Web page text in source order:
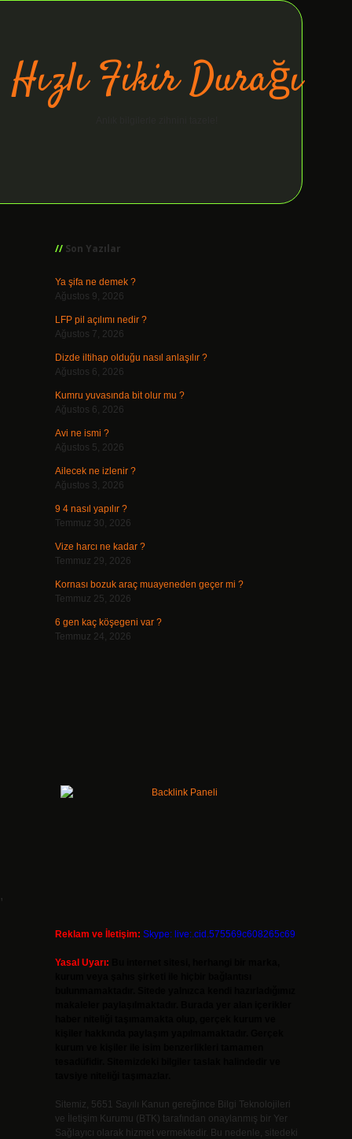
Hızlı Fikir Durağı
Son Yazılar
Ya şifa ne demek ?
Ağustos 9, 2026
LFP pil açılımı nedir ?
Ağustos 7, 2026
Dizde iltihap olduğu nasıl anlaşılır ?
Ağustos 6, 2026
Kumru yuvasında bit olur mu ?
Ağustos 6, 2026
Avi ne ismi ?
Ağustos 5, 2026
Ailecek ne izlenir ?
Ağustos 3, 2026
9 4 nasıl yapılır ?
Temmuz 30, 2026
Vize harcı ne kadar ?
Temmuz 29, 2026
Kornası bozuk araç muayeneden geçer mi ?
Temmuz 25, 2026
6 gen kaç köşegeni var ?
Temmuz 24, 2026
Reklam ve İletişim: Skype: live:.cid.575569c608265c69
Yasal Uyarı:
Sitemiz, 5651 Sayılı Kanun gereğince Bilgi Teknolojileri
ve İletişim Kurumu (BTK) tarafından onaylanmış bir Yer
Sağlayıcı olarak hizmet vermektedir. Bu nedenle, sitedeki